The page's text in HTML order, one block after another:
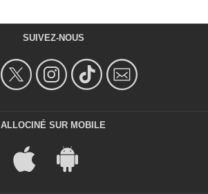
SUIVEZ-NOUS
ALLOCINÉ SUR MOBILE